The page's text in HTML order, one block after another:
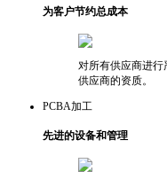
为客户节约总成本
对所有供应商进
供应商的资质。
PCBA加工
先进的设备和管理